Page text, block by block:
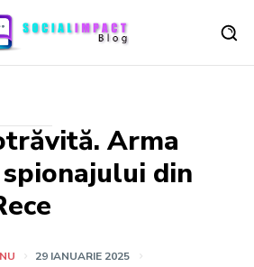
Arma
din
29 IANUARIE 2025